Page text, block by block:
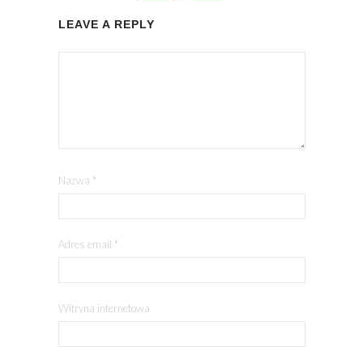
LEAVE A REPLY
Nazwa *
Adres email *
Witryna internetowa